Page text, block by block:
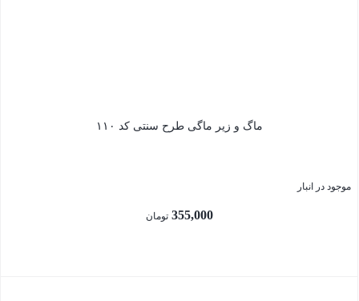
ماگ و زیر ماگی طرح سنتی کد ۱۱۰
موجود در انبار
355,000 تومان